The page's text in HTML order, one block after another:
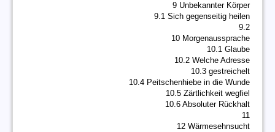
9 Unbekannter Körper
9.1 Sich gegenseitig heilen
9.2
10 Morgenaussprache
10.1 Glaube
10.2 Welche Adresse
10.3 gestreichelt
10.4 Peitschenhiebe in die Wunde
10.5 Zärtlichkeit wegfiel
10.6 Absoluter Rückhalt
11
12 Wärmesehnsucht